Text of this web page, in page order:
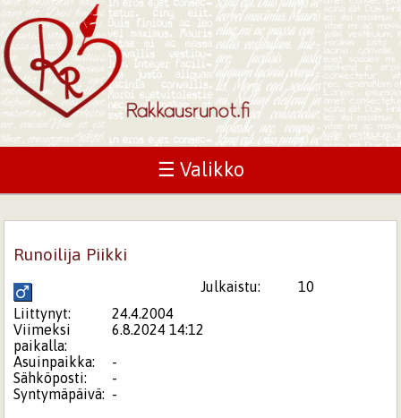
☰ Valikko
Runoilija Piikki
Julkaistu:
10
Liittynyt:
24.4.2004
Viimeksi
paikalla:
6.8.2024 14:12
Asuinpaikka:
-
Sähköposti:
-
Syntymäpäivä: -